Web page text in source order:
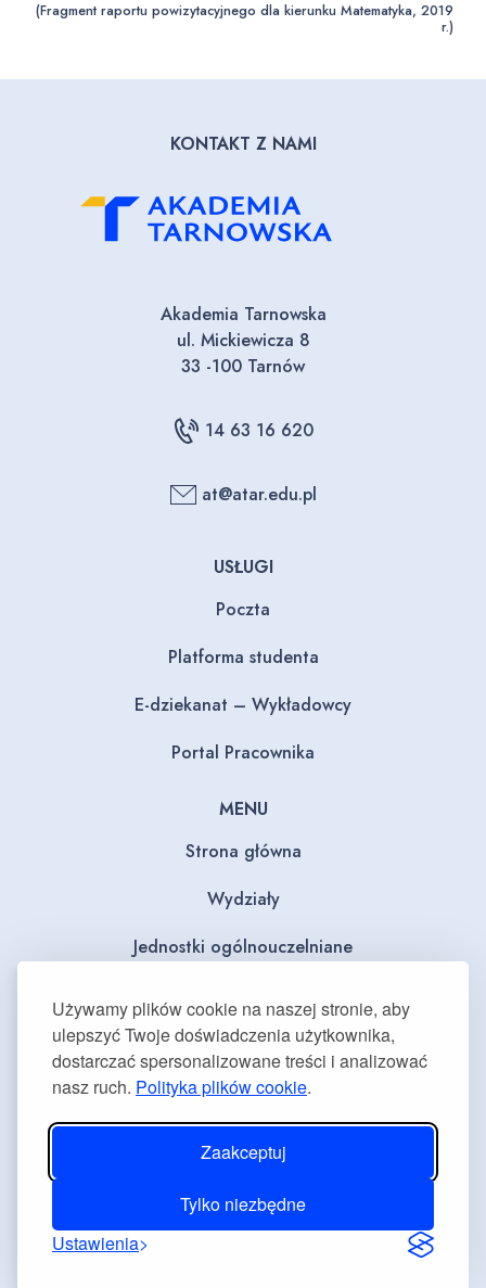
Używamy plików cookie na naszej stronie, aby
ulepszyć Twoje doświadczenia użytkownika,
dostarczać spersonalizowane treści i analizować
nasz ruch. Polityka plików cookie.
Zaakceptuj
Tylko niezbędne
Ustawienia
(Fragment raportu powizytacyjnego dla kierunku Matematyka, 2019
r.)
KONTAKT Z NAMI
Akademia Tarnowska
ul. Mickiewicza 8
33 -100 Tarnów
14 63 16 620
at@atar.edu.pl
USŁUGI
Poczta
Platforma studenta
E-dziekanat – Wykładowcy
Portal Pracownika
MENU
Strona główna
Wydziały
Jednostki ogólnouczelniane
Dla mediów
Deklaracja dostępności
Plan równości płci